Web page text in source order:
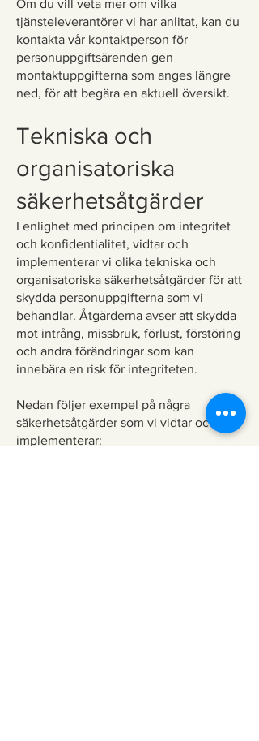
Om du vill veta mer om vilka
tjänsteleverantörer vi har anlitat, kan du
kontakta vår kontaktperson för
personuppgiftsärenden gen
montaktuppgifterna som anges längre
ned, för att begära en aktuell översikt.
Tekniska och
organisatoriska
säkerhetsåtgärder
I enlighet med principen om integritet
och konfidentialitet, vidtar och
implementerar vi olika tekniska och
organisatoriska säkerhetsåtgärder för att
skydda personuppgifterna som vi
behandlar. Åtgärderna avser att skydda
mot intrång, missbruk, förlust, förstöring
och andra förändringar som kan
innebära en risk för integriteten.
Nedan följer exempel på några
säkerhetsåtgärder som vi vidtar och
implementerar: